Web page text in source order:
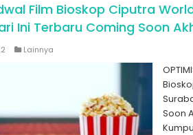
Film Bioskop Ciputra
Ini Terbaru Coming Soon
Lainnya
Soon